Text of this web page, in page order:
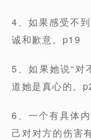
4、如果感受不
诚和歉意。p19
5、如果她说“对
道她是真心的。
6、一个有具体
己对对方的伤害